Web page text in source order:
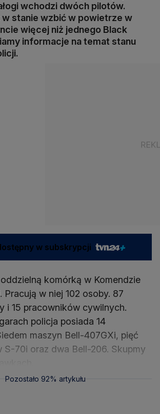
wchodzi dwóch pilotów.
w stanie wzbić w powietrze w
więcej niż jednego Black
informacje na temat stanu
w subskrypcji
komórką w Komendzie
Pracują w niej 102 osoby. 87
i 15 pracowników cywilnych.
policja posiada 14
maszyn Bell-407GXi, pięć
S-70i oraz dwa Bell-206. Skupmy
Pozostało 92% artykułu